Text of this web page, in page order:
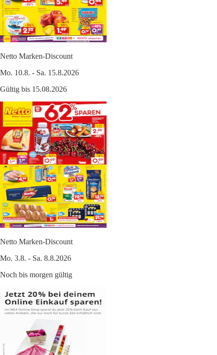
Netto Marken-Discount
Mo. 10.8. - Sa. 15.8.2026
Gültig bis 15.08.2026
Netto Marken-Discount
Mo. 3.8. - Sa. 8.8.2026
Noch bis morgen gültig